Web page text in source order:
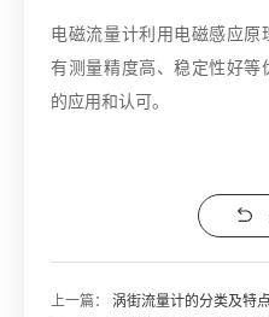
电磁流量计利用电磁感应
有测量精度高、稳定性好
的应用和认可。
上一篇：涡街流量计的分类及特